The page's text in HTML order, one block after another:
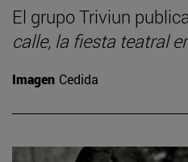
El grupo Triviun
calle, la fiesta teatral
Imagen Cedida